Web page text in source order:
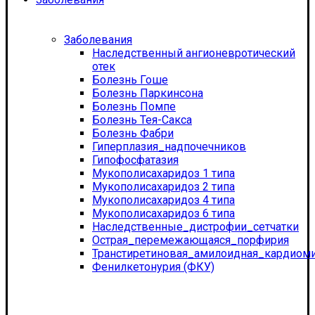
Заболевания
Наследственный ангионевротический
отек
Болезнь Гоше
Болезнь Паркинсона
Болезнь Помпе
Болезнь Тея-Сакса
Болезнь Фабри
Гиперплазия_надпочечников
Гипофосфатазия
Мукополисахаридоз 1 типа
Мукополисахаридоз 2 типа
Мукополисахаридоз 4 типа
Мукополисахаридоз 6 типа
Наследственные_дистрофии_сетчатки
Острая_перемежающаяся_порфирия
Фенилкетонурия (ФКУ)